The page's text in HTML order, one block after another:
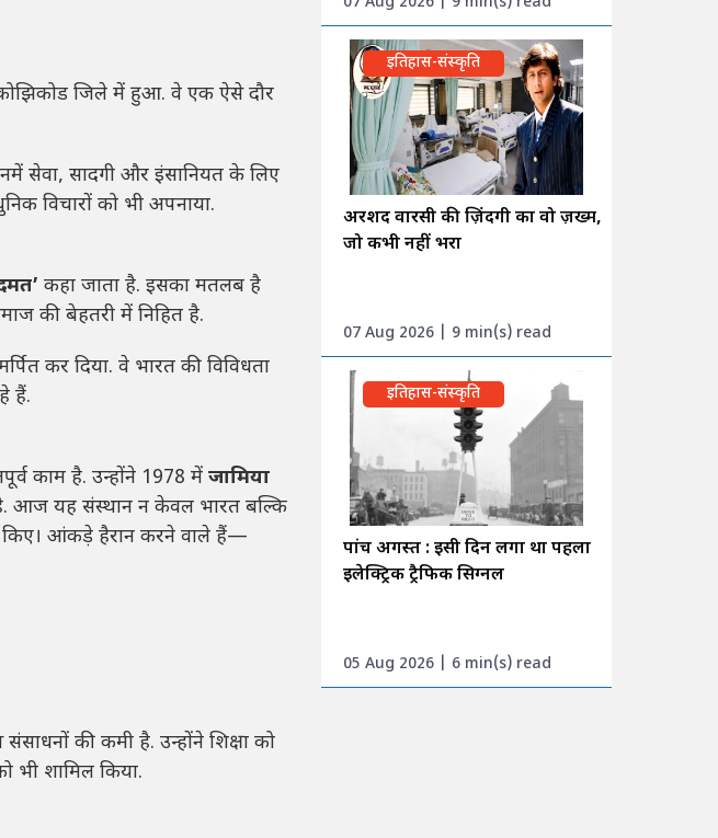
जिले में हुआ. वे एक ऐसे दौर
सेवा, सादगी और इंसानियत के लिए
विचारों को भी अपनाया.
कहा जाता है. इसका मतलब है
की बेहतरी में निहित है.
कर दिया. वे भारत की विविधता
हैं.
काम है. उन्होंने 1978 में जामिया
है. आज यह संस्थान न केवल भारत बल्कि
किए। आंकड़े हैरान करने वाले हैं—
की कमी है. उन्होंने शिक्षा को
भी शामिल किया.
इतिहास-संस्कृति
अरशद वारसी की ज़िंदगी का वो ज़ख्म,
जो कभी नहीं भरा
07 Aug 2026 | 9 min(s) read
इतिहास-संस्कृति
पांच अगस्त : इसी दिन लगा था पहला
इलेक्ट्रिक ट्रैफिक सिग्नल
05 Aug 2026 | 6 min(s) read